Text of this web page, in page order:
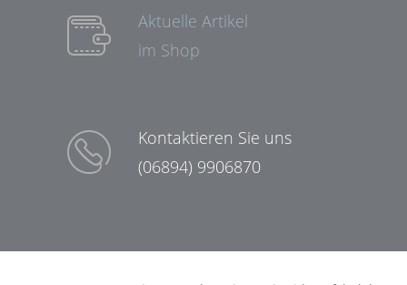
Aktuelle Artikel
im Shop
Kontaktieren Sie uns
(06894) 9906870